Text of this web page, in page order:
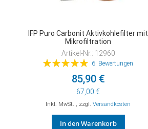
IFP Puro Carbonit Aktivkohlefilter mit
Mikrofiltration
Artikel-Nr.: 12960
Bewertung:
6 Bewertungen
85,90 €
67,00 €
Inkl. MwSt. , zzgl.Versandkosten
In den Warenkorb